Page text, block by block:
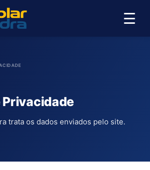
☰
Privacidade
trata os dados enviados pelo site.